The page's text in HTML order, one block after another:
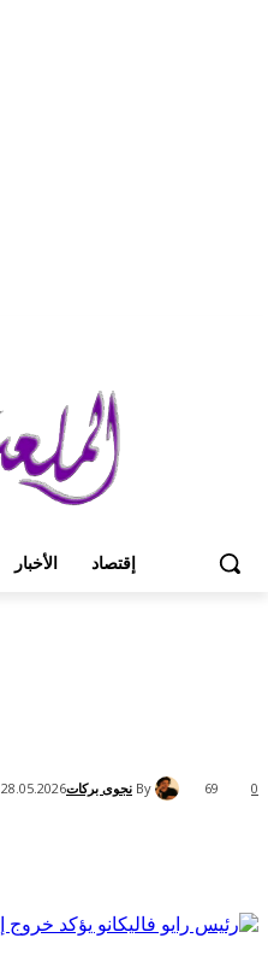
إقتصاد الأخبار
By نجوى بركات28.05.2026 0
69